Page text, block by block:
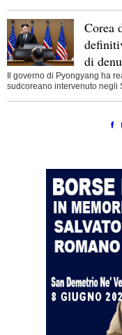
Corea
di
Il governo di Pyongyang ha
sudcoreano intervenuto negli